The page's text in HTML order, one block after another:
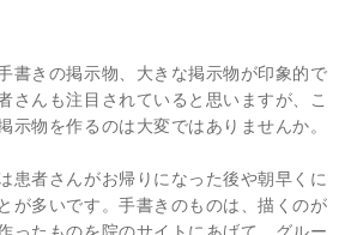
手書きの掲示物、大きな掲示物が印象的で
さんも注目されていると思いますが、こ
示物を作るのは大変ではありませんか。
患者さんがお帰りになった後や朝早くに
が多いです。手書きのものは、描くのが
ったものを院のサイトにあげて、グルー